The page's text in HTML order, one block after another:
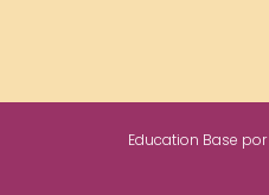
Education Base por